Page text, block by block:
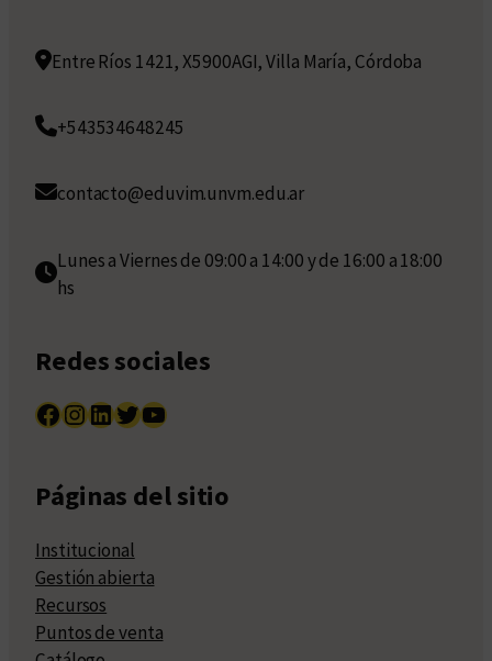
Entre Ríos 1421, X5900AGI, Villa María, Córdoba
+543534648245
contacto@eduvim.unvm.edu.ar
Lunes a Viernes de 09:00 a 14:00 y de 16:00 a 18:00
hs
Redes sociales
Facebook InstagramLinkedIn Twitter YouTube
Páginas del sitio
Institucional
Gestión abierta
Recursos
Puntos de venta